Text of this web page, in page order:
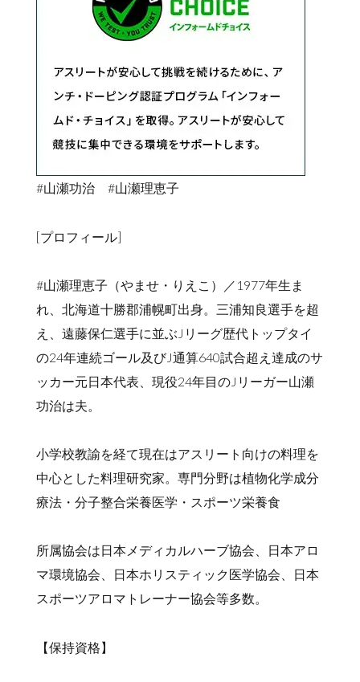
#山瀬功治 #山瀬理恵子
[プロフィール]
#山瀬理恵子（やませ・りえこ）／1977年生ま
れ、北海道十勝郡浦幌町出身。三浦知良選手を超
え、遠藤保仁選手に並ぶJリーグ歴代トップタイ
の24年連続ゴール及びJ通算640試合超え達成のサ
ッカー元日本代表、現役24年目のJリーガー山瀬
功治は夫。
小学校教諭を経て現在はアスリート向けの料理を
中心とした料理研究家。専門分野は植物化学成分
療法・分子整合栄養医学・スポーツ栄養食
所属協会は日本メディカルハーブ協会、日本アロ
マ環境協会、日本ホリスティック医学協会、日本
スポーツアロマトレーナー協会等多数。
【保持資格】